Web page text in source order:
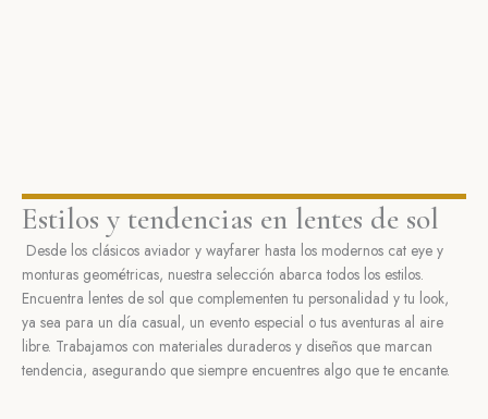
Estilos y tendencias en lentes de sol
Desde los clásicos aviador y wayfarer hasta los modernos cat eye y
monturas geométricas, nuestra selección abarca todos los estilos.
Encuentra lentes de sol que complementen tu personalidad y tu look,
ya sea para un día casual, un evento especial o tus aventuras al aire
libre. Trabajamos con materiales duraderos y diseños que marcan
tendencia, asegurando que siempre encuentres algo que te encante.